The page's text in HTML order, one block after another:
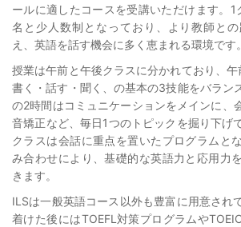
ールに適したコースを受講いただけます。
名と少人数制となっており、より教師と
え、英語を話す機会に多く恵まれる環境です。
授業は午前と午後クラスに分かれており、午
書く・話す・聞く、の基本の3技能をバラン
の2時間はコミュニケーションをメインに、
音矯正など、毎日1つのトピックを掘り下げ
クラスは会話に重点を置いたプログラムと
み合わせにより、基礎的な英語力と応用力
きます。
ILSは一般英語コース以外も豊富に用意され
着けた後にはTOEFL対策プログラムや